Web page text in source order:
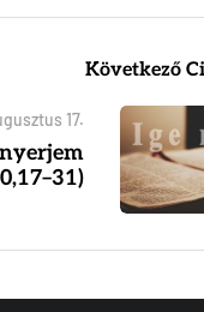
Következő
17.